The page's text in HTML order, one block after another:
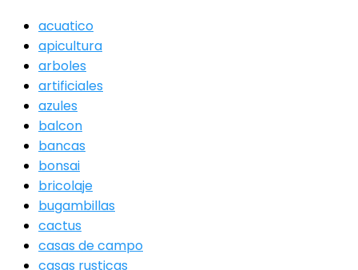
acuatico
apicultura
arboles
artificiales
azules
balcon
bancas
bonsai
bricolaje
bugambillas
cactus
casas de campo
casas rusticas